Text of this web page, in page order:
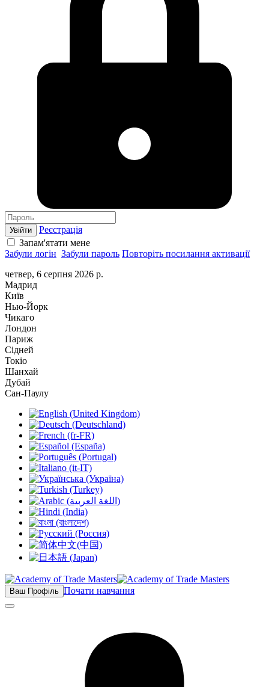
Увійти
Реєстрація
Запам'ятати мене
Забули логін Забули пароль Повторіть посилання активації
четвер, 6 серпня 2026 р.
Мадрид
Київ
Нью-Йорк
Чикаго
Лондон
Париж
Сідней
Токіо
Шанхай
Дубай
Сан-Паулу
Ваш Профіль Почати навчання